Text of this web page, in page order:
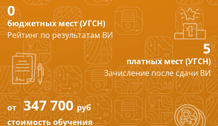
0
бюджетных мест (УГСН)
Рейтинг по результатам ВИ
5
платных мест (УГСН)
Зачисление после сдачи ВИ
от 347 700руб
стоимость обучения